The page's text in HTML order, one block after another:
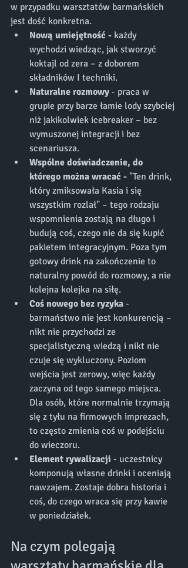
w przypadku warsztatów barmańskich
jest dość konkretna.
Nową umiejętność - każdy
wychodzi wiedząc, jak stworzyć
koktajl od zera – z doborem
składników I techniki.
Naturalne rozmowy - praca w
grupie przy barze łamie lody szybciej
niż jakikolwiek icebreaker – bez
wymuszonej integracji i bez
scenariusza.
Wspólne doświadczenie, do
którego można wracać - "Ten drink,
który zmiksowała Kasia i się
wszystkim rozlał" – tego rodzaju
wspomnienia zostają na długo i
budują coś, czego nie da się kupić
pakietem integracyjnym. Poza tym
gotowy drink na zakończenie to
naturalny powód do rozmowy, a nie
kolejna kolejka na siłę.
Coś nowego bez ryzyka -
barmaństwo nie jest konkurencją –
nikt nie przychodzi ze
specjalistyczną wiedzą i nikt nie
czuje się wykluczony. Poziom
wejścia jest zerowy, więc każdy
zaczyna od tego samego miejsca.
Dla osób, które normalnie trzymają
się z tyłu na firmowych imprezach,
to często zmienia coś w podejściu
do wieczoru.
Element rywalizacji - uczestnicy
komponują własne drinki i oceniają
nawzajem. Zostaje dobra historia i
coś, do czego wraca się przy kawie
w poniedziałek.
Na czym polegają